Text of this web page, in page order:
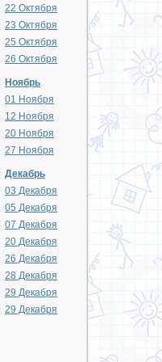
22 Октября
23 Октября
25 Октября
26 Октября
Ноябрь
01 Ноября
12 Ноября
20 Ноября
27 Ноября
Декабрь
03 Декабря
05 Декабря
07 Декабря
20 Декабря
26 Декабря
28 Декабря
29 Декабря
29 Декабря